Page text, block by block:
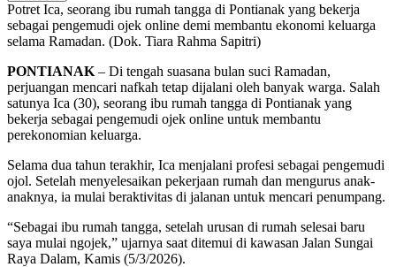
Potret Ica, seorang ibu rumah tangga di Pontianak yang bekerja
sebagai pengemudi ojek online demi membantu ekonomi keluarga
selama Ramadan. (Dok. Tiara Rahma Sapitri)
PONTIANAK – Di tengah suasana bulan suci Ramadan,
perjuangan mencari nafkah tetap dijalani oleh banyak warga. Salah
satunya Ica (30), seorang ibu rumah tangga di Pontianak yang
bekerja sebagai pengemudi ojek online untuk membantu
perekonomian keluarga.
Selama dua tahun terakhir, Ica menjalani profesi sebagai pengemudi
ojol. Setelah menyelesaikan pekerjaan rumah dan mengurus anak-
anaknya, ia mulai beraktivitas di jalanan untuk mencari penumpang.
“Sebagai ibu rumah tangga, setelah urusan di rumah selesai baru
saya mulai ngojek,” ujarnya saat ditemui di kawasan Jalan Sungai
Raya Dalam, Kamis (5/3/2026).